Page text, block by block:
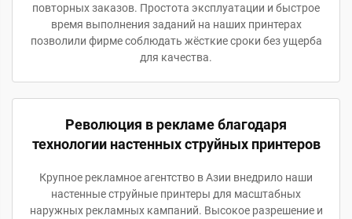
повторных заказов. Простота эксплуатации и быстрое
время выполнения заданий на наших принтерах
позволили фирме соблюдать жёсткие сроки без ущерба
для качества.
Революция в рекламе благодаря
технологии настенных струйных принтеров
Крупное рекламное агентство в Азии внедрило наши
настенные струйные принтеры для масштабных
наружных рекламных кампаний. Высокое разрешение и